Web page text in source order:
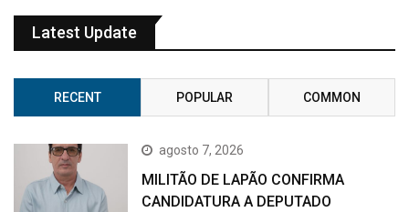
Latest Update
RECENT POPULAR COMMON
agosto 7, 2026
MILITÃO DE LAPÃO CONFIRMA
CANDIDATURA A DEPUTADO